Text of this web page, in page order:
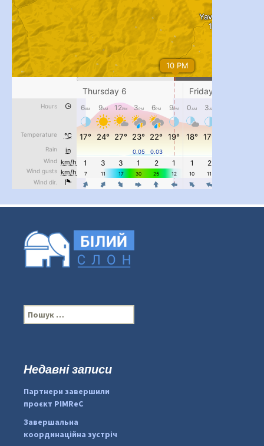
#PipIvanToday...
#PipIvanToday
pimrec_project
П
о
:Недавні записи
Партнери завершили
проєкт PIMReC
Завершальна
координаційна зустріч